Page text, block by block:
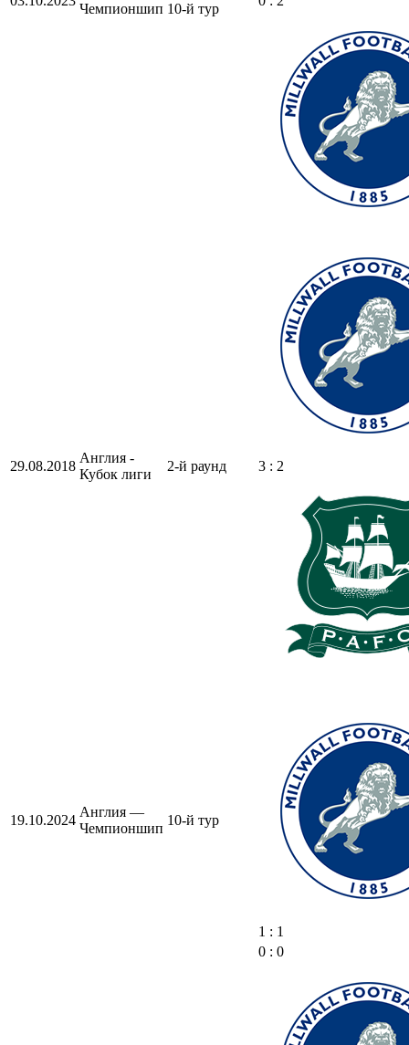
Чемпионшип 10-й тур
29.08.2018
Англия -
Кубок лиги
2-й раунд 3 : 2
19.10.2024
Англия —
Чемпионшип
10-й тур
1 : 1
0 : 0